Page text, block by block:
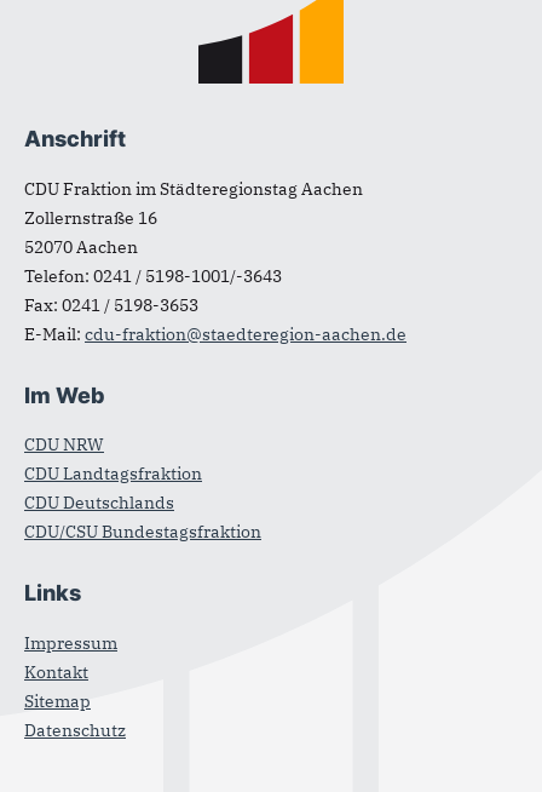
Anschrift
CDU Fraktion im Städteregionstag Aachen
Zollernstraße 16
52070Aachen
Telefon: 0241 / 5198-1001/-3643
Fax: 0241 / 5198-3653
E-Mail: cdu-fraktion@staedteregion-aachen.de
Im Web
CDU NRW
CDU Landtagsfraktion
CDU Deutschlands
CDU/CSU Bundestagsfraktion
Links
Impressum
Kontakt
Sitemap
Datenschutz